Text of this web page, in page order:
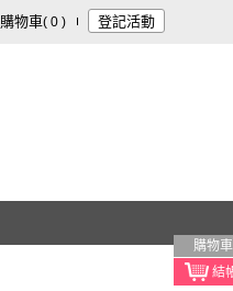
購物車( 0 ) 登記活動
購物車